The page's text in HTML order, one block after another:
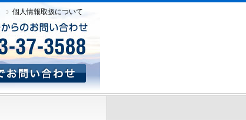
個人情報取扱について